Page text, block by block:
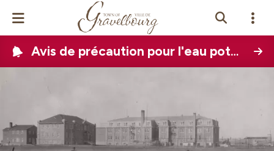
Avis de précaution pour l'eau potable (PDWA)
Events Calendar
Photo Gallery